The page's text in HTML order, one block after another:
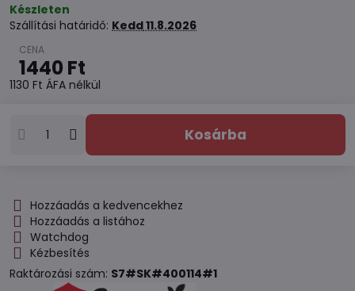
Készleten
Szállítási határidő: Kedd11.8.2026
1440 Ft
1130 Ft ÁFA nélkül
Kosárba
Hozzáadás a kedvencekhez
Hozzáadás a listához
Watchdog
Kézbesítés
Raktározási szám: S7#SK#400114#1